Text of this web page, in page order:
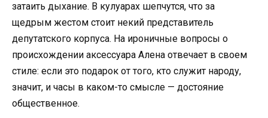
затаить дыхание. В кулуарах шепчутся, что за
щедрым жестом стоит некий представитель
депутатского корпуса. На ироничные вопросы о
происхождении аксессуара Алена отвечает в своем
стиле: если это подарок от того, кто служит народу,
значит, и часы в каком-то смысле — достояние
общественное.